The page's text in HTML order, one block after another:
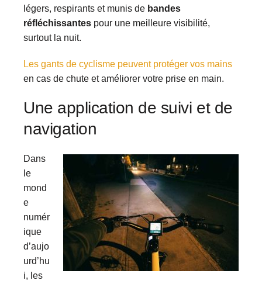
légers, respirants et munis de bandes
réfléchissantes pour une meilleure visibilité,
surtout la nuit.
Les gants de cyclisme peuvent protéger vos mains
en cas de chute et améliorer votre prise en main.
Une application de suivi et de
navigation
Dans
le
mond
e
numér
ique
d’aujo
urd’hu
i, les